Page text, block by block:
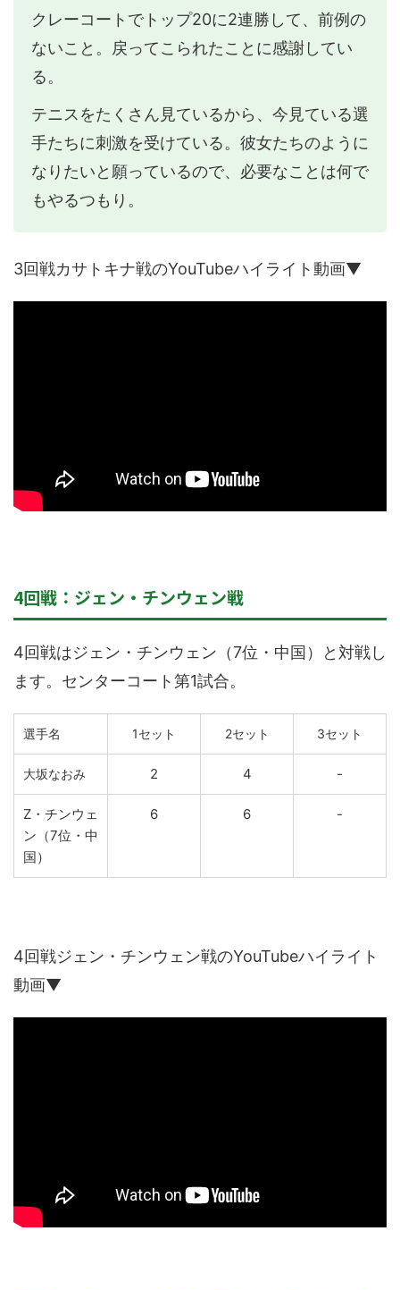
クレーコートでトップ20に2連勝して、前例の
ないこと。戻ってこられたことに感謝してい
る。
テニスをたくさん見ているから、今見ている選
手たちに刺激を受けている。彼女たちのように
なりたいと願っているので、必要なことは何で
もやるつもり。
3回戦カサトキナ戦のYouTubeハイライト動画▼
4回戦：ジェン・チンウェン戦
4回戦はジェン・チンウェン（7位・中国）と対戦し
ます。センターコート第1試合。
選手名 1セット 2セット 3セット
大坂なおみ 2 4 -
Z・チンウェ
ン（7位・中
国）
6 6 -
4回戦ジェン・チンウェン戦のYouTubeハイライト
動画▼